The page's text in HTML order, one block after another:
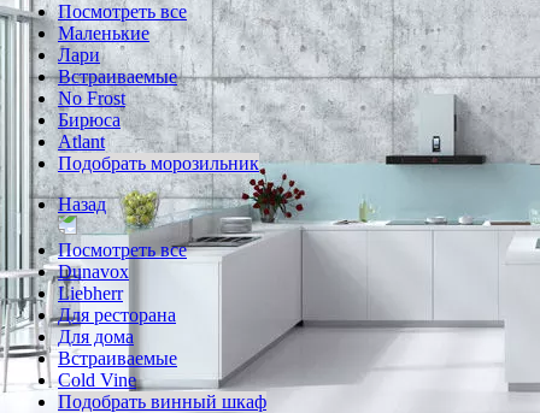
Посмотреть все
Маленькие
Лари
Встраиваемые
No Frost
Бирюса
Atlant
Подобрать морозильник
Назад
Посмотреть все
Dunavox
Liebherr
Для ресторана
Для дома
Встраиваемые
Cold Vine
Подобрать винный шкаф